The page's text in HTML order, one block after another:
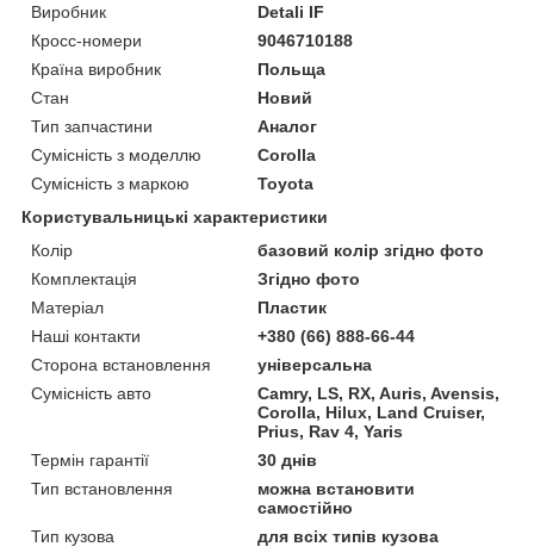
Виробник
Detali IF
Кросс-номери
9046710188
Країна виробник
Польща
Стан
Новий
Тип запчастини
Аналог
Сумісність з моделлю
Corolla
Сумісність з маркою
Toyota
Користувальницькі характеристики
Колір
базовий колір згідно фото
Комплектація
Згідно фото
Матеріал
Пластик
Наші контакти
+380 (66) 888-66-44
Сторона встановлення
універсальна
Сумісність авто
Camry, LS, RX, Auris, Avensis,
Corolla, Hilux, Land Cruiser,
Prius, Rav 4, Yaris
Термін гарантії
30 днів
Тип встановлення
можна встановити
самостійно
Тип кузова
для всіх типів кузова